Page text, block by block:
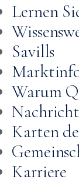
Lernen
Savills
Warum
Karten
Karriere